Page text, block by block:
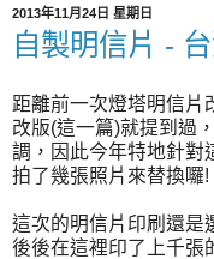
2013年11月24日 星期日
自製明信片 -
距離前一次燈塔明信片
改版(這一篇)就提到過
調，因此今年特地針對
拍了幾張照片來替換囉!
這次的明信片印刷還是
後後在這裡印了上千張